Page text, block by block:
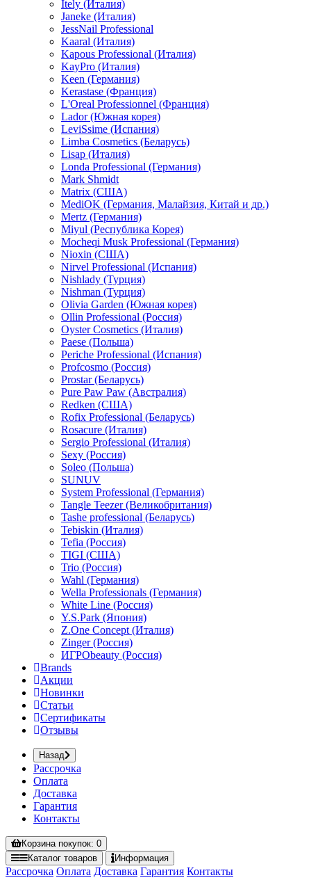
Itely (Италия)
Janeke (Италия)
JessNail Professional
Kaaral (Италия)
Kapous Professional (Италия)
KayPro (Италия)
Keen (Германия)
Kerastase (Франция)
L'Oreal Professionnel (Франция)
Lador (Южная корея)
LeviSsime (Испания)
Limba Cosmetics (Беларусь)
Lisap (Италия)
Londa Professional (Германия)
Mark Shmidt
Matrix (США)
MediOK (Германия, Малайзия, Китай и др.)
Mertz (Германия)
Miyul (Республика Корея)
Mocheqi Musk Professional (Германия)
Nioxin (США)
Nirvel Professional (Испания)
Nishlady (Турция)
Nishman (Турция)
Olivia Garden (Южная корея)
Ollin Professional (Россия)
Oyster Cosmetics (Италия)
Paese (Польша)
Periche Professional (Испания)
Profcosmo (Россия)
Prostar (Беларусь)
Pure Paw Paw (Австралия)
Redken (США)
Rofix Professional (Беларусь)
Rosacure (Италия)
Sergio Professional (Италия)
Sexy (Россия)
Soleo (Польша)
SUNUV
System Professional (Германия)
Tangle Teezer (Великобритания)
Tashe professional (Беларусь)
Tebiskin (Италия)
Tefia (Россия)
TIGI (США)
Trio (Россия)
Wahl (Германия)
Wella Professionals (Германия)
White Line (Россия)
Y.S.Park (Япония)
Z.One Concept (Италия)
Zinger (Россия)
ИГРОbeauty (Россия)
Brands
Акции
Новинки
Статьи
Сертификаты
Отзывы
Назад
Рассрочка
Оплата
Доставка
Гарантия
Контакты
Корзинапокупок: 0
Каталог товаров Информация
Рассрочка Оплата Доставка Гарантия Контакты